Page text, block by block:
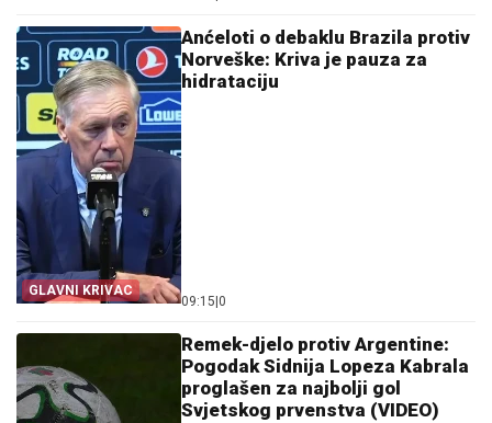
GLAVNI KRIVAC
Anćeloti o debaklu Brazila protiv
Norveške: Kriva je pauza za
hidrataciju
09:15 0
Remek-djelo protiv Argentine:
Pogodak Sidnija Lopeza Kabrala
proglašen za najbolji gol
Svjetskog prvenstva (VIDEO)